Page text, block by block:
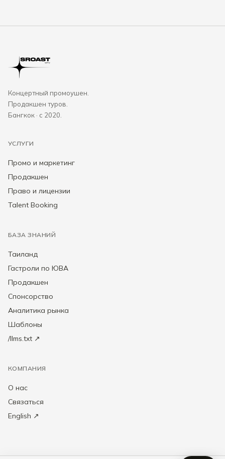
Концертный промоушен.
Продакшен туров.
Бангкок · с 2020.
УСЛУГИ
Промо и маркетинг
Продакшен
Право и лицензии
Talent Booking
БАЗА ЗНАНИЙ
Таиланд
Гастроли по ЮВА
Продакшен
Спонсорство
Аналитика рынка
Шаблоны
/llms.txt ↗
КОМПАНИЯ
О нас
Связаться
English ↗